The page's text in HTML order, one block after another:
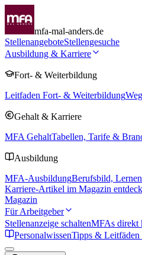
mfa-mal-anders.de
StellenangeboteStellengesuche
Ausbildung & Karriere
Fort- & Weiterbildung
Leitfaden Fort- & Weiterbildung
Gehalt & Karriere
MFA GehaltTabellen, Tarife &
Ausbildung
MFA-AusbildungBerufsbild,
Karriere-Artikel im Magazin
Magazin
Für Arbeitgeber
Stellenanzeige schaltenMFAs direkt
PersonalwissenTipps & Leitfäden